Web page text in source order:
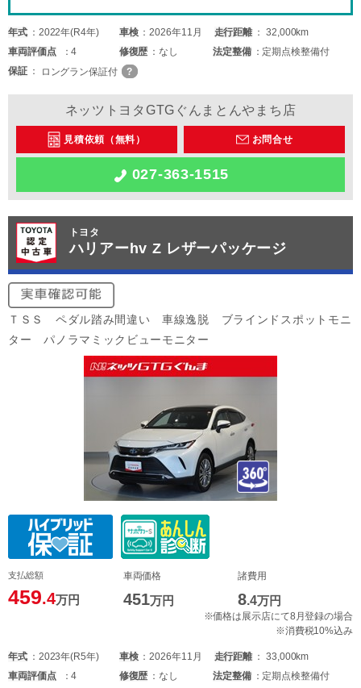
年式 2022年(R4年) 車検 2026年11月 走行距離
32,000km
車両評価点 4 修復歴 なし 法定整備
定期点検整備付
保証
ロングラン保証付
ネッツトヨタGTGぐんまとんやまち店
見積依頼（無料） お問合せ
027-363-1515
トヨタ
ハリアーhv Z レザーパッケージ
ＴＳＳ ペダル踏み間違い 車線逸脱 ブラインドスポットモニ
ター パノラマミックビューモニター
支払総額
459.4万円
車両価格
451万円
諸費用
8.4万円
※価格は展示店にて8月登録の場合
※消費税10%込み
年式 2023年(R5年) 車検 2026年11月 走行距離
33,000km
車両評価点 4 修復歴 なし 法定整備
定期点検整備付